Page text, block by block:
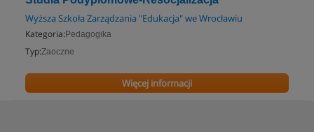
Wyższa Szkoła Zarządzania "Edukacja" we Wrocławiu
Kategoria: Pedagogika
Typ:Zaoczne
Więcej informacji